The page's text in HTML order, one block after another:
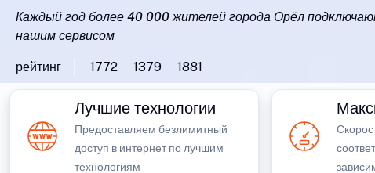
Каждый год более 40 000 жителей города Орёл
нашим сервисом
рейтинг 1772 1379 1881
Лучшие технологии
Предоставляем безлимитный
доступ в интернет по лучшим
технологиям